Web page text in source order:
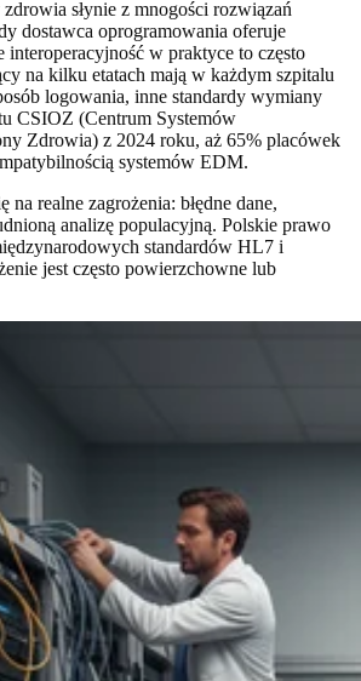
słynie z mnogości rozwiązań
dostawca oprogramowania oferuje
interoperacyjność w praktyce to często
na kilku etatach mają w każdym szpitalu
logowania, inne standardy wymiany
CSIOZ (Centrum Systemów
Zdrowia) z 2024 roku, aż 65% placówek
systemów EDM.
na realne zagrożenia: błędne dane,
analizę populacyjną. Polskie prawo
standardów HL7 i
jest często powierzchowne lub